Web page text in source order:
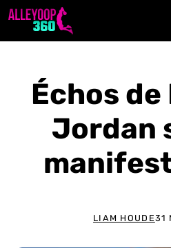
Aller
Échos
Jordan
LIAM HOUDE31